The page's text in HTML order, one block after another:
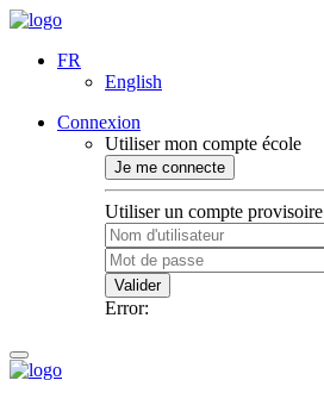
FR
English
Connexion
Utiliser mon compte école
Je me connecte
Utiliser un compte provisoire
Valider
Error: